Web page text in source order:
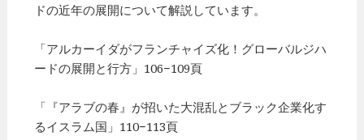
ドの近年の展開について解説しています。
「アルカーイダがフランチャイズ化！グローバルジハ
ードの展開と行方」106−109頁
「『アラブの春』が招いた大混乱とブラック企業化す
るイスラム国」110−113頁